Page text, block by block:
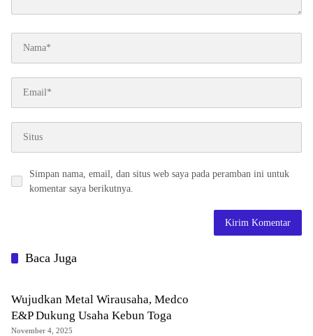
Simpan nama, email, dan situs web saya pada peramban ini untuk
komentar saya berikutnya.
Baca Juga
Wujudkan Metal Wirausaha, Medco
E&P Dukung Usaha Kebun Toga
November 4, 2025